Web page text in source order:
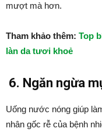
mượt mà hơn.
Tham khảo thêm: Top
làn da tươi khoẻ
6. Ngăn ngừa
Uống nước nóng giúp
nhân gốc rễ của bệnh